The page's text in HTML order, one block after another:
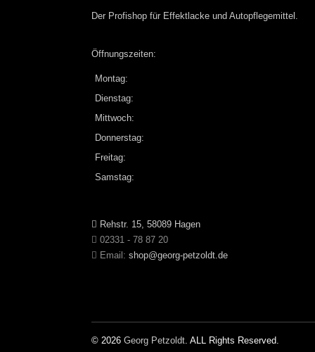
Der Profishop für Effektlacke und Autopflegemittel .
Öffnungszeiten:
Montag:
Dienstag:
Mittwoch:
Donnerstag:
Freitag:
Samstag:
Rehstr. 15, 58089 Hagen
02331 - 78 87 20
Email: shop@georg-petzoldt.de
© 2026 Georg Petzoldt . ALL Rights Reserved.